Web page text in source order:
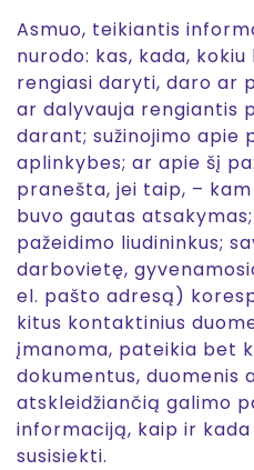
Asmuo, teikiantis
nurodo: kas, kada,
rengiasi daryti, daro ar
ar dalyvauja rengiantis
darant; sužinojimo apie
aplinkybes; ar apie šį
pranešta, jei taip, –
buvo gautas
pažeidimo liudininkus;
darbovietę,
el. pašto adresą)
kitus kontaktinius
įmanoma, pateikia bet
dokumentus, duomenis
atskleidžiančią galimo
informaciją, kaip ir kada
susisiekti.